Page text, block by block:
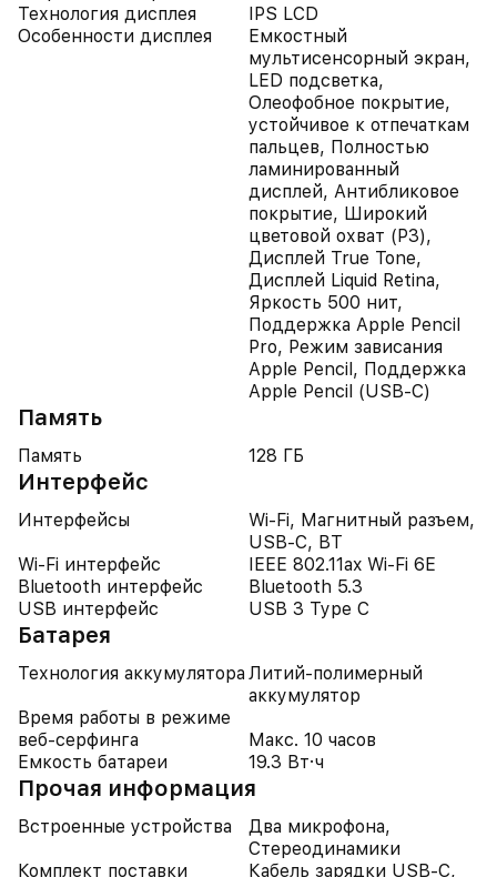
Технология дисплея
IPS LCD
Особенности дисплея
Емкостный
мультисенсорный экран,
LED подсветка,
Олеофобное покрытие,
устойчивое к отпечаткам
пальцев, Полностью
ламинированный
дисплей, Антибликовое
покрытие, Широкий
цветовой охват (P3),
Дисплей True Tone,
Дисплей Liquid Retina,
Яркость 500 нит,
Поддержка Apple Pencil
Pro, Режим зависания
Apple Pencil, Поддержка
Apple Pencil (USB‑C)
Память
Память 128 ГБ
Интерфейс
Интерфейсы
Wi-Fi, Магнитный разъем,
USB-C, BT
Wi-Fi интерфейс
IEEE 802.11ax Wi-Fi 6E
Bluetooth интерфейс
Bluetooth 5.3
USB интерфейс
USB 3 Type C
Батарея
Технология аккумулятора Литий-полимерный
аккумулятор
Время работы в режиме
веб-серфинга
Макс. 10 часов
Емкость батареи
19.3 Вт·ч
Прочая информация
Встроенные устройства
Два микрофона,
Стереодинамики
Комплект поставки
Кабель зарядки USB-C,